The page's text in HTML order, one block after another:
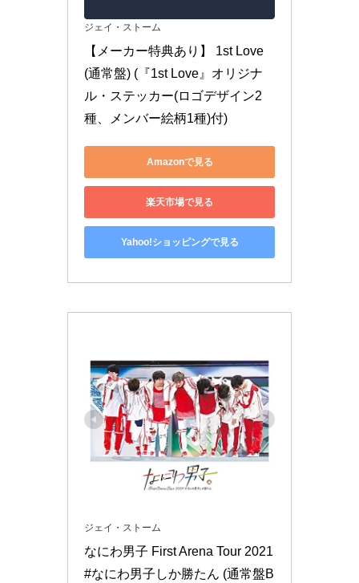
ジェイ・ストーム
【メーカー特典あり】 1st Love
(通常盤) (『1st Love』オリジナ
ル・ステッカー(ロゴデザイン2
種、メンバー絵柄1種)付)
Amazonで見る
楽天市場で見る
Yahoo!ショッピングで見る
ジェイ・ストーム
なにわ男子 First Arena Tour 2021
#なにわ男子しか勝たん (通常盤B